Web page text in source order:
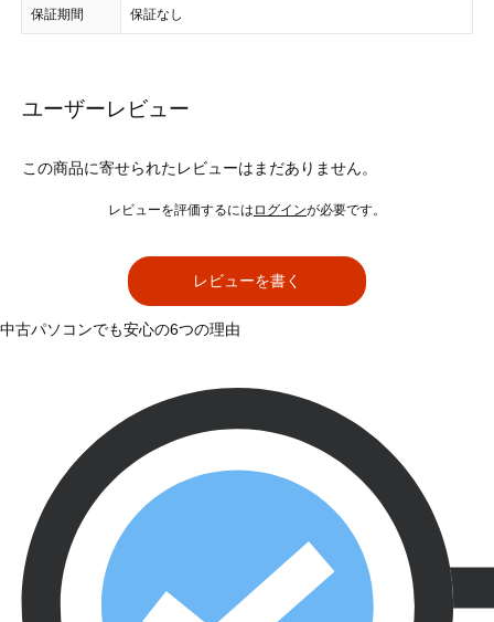
保証期間 保証なし
ユーザーレビュー
この商品に寄せられたレビューはまだありません。
レビューを評価するには ログインが必要です。
レビューを書く
中古パソコンでも安心の6つの理由